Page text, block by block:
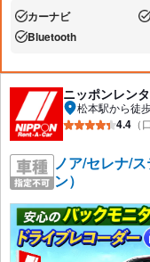
あり:カーナビ
あり:Bluetooth
ニッポンレン
松本駅から徒
4.4 （
ノア/セレナ/
ン）